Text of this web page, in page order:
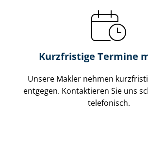
Kurzfristige Termine
Unsere Makler nehmen
entgegen. Kontaktieren Sie uns
telefonisch.